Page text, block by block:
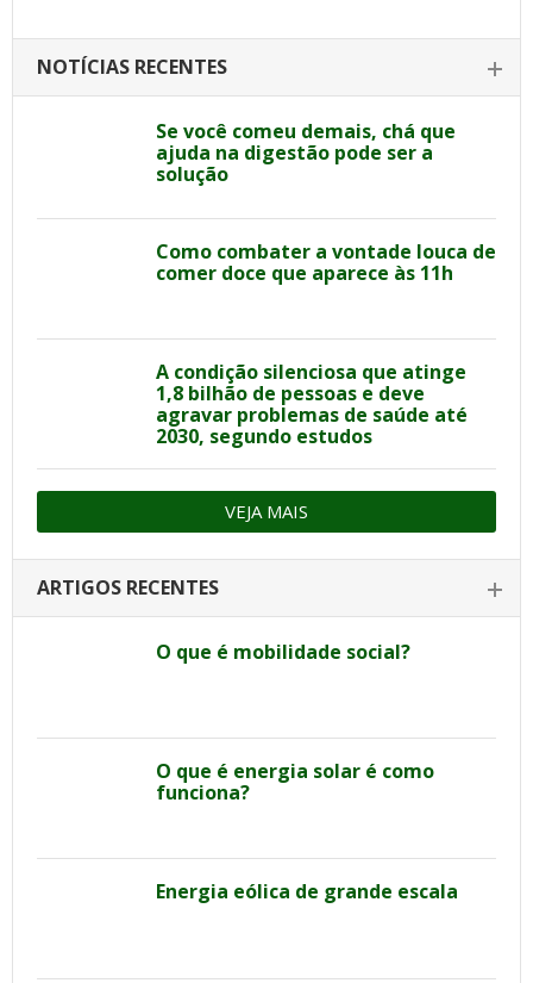
NOTÍCIAS RECENTES
Se você comeu demais, chá que
ajuda na digestão pode ser a
solução
Como combater a vontade louca de
comer doce que aparece às 11h
A condição silenciosa que atinge
1,8 bilhão de pessoas e deve
agravar problemas de saúde até
2030, segundo estudos
VEJA MAIS
ARTIGOS RECENTES
O que é mobilidade social?
O que é energia solar é como
funciona?
Energia eólica de grande escala